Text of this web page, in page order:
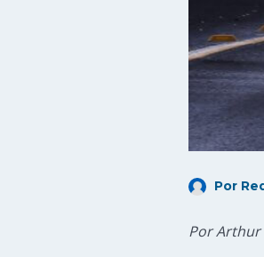
Por
Por